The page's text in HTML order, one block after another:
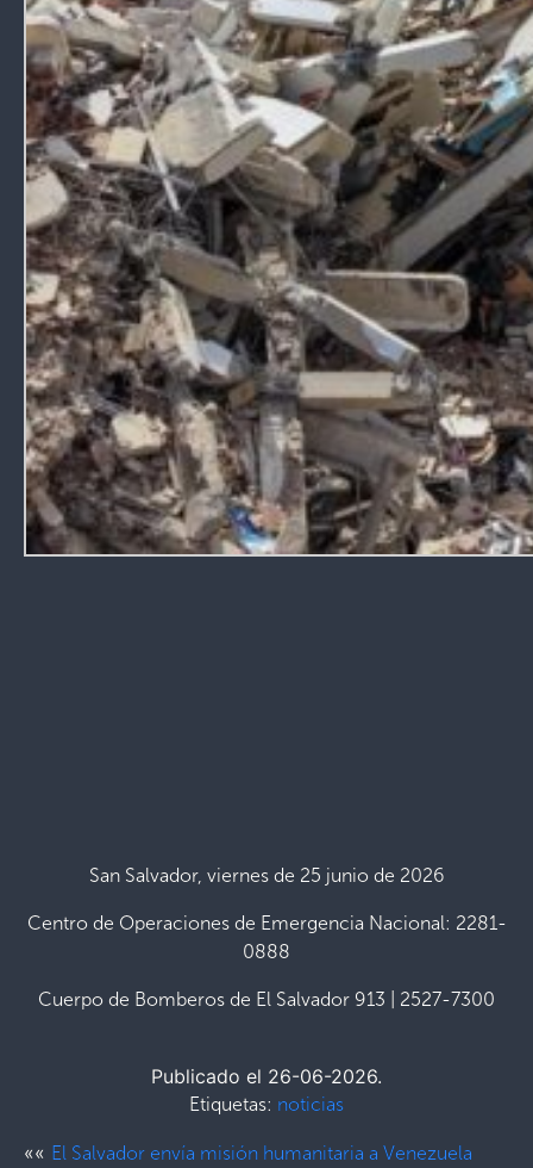
San Salvador, viernes de 25 junio de 2026
Centro de Operaciones de Emergencia Nacional: 2281-
0888
Cuerpo de Bomberos de El Salvador 913 | 2527-7300
Publicado el 26-06-2026.
Etiquetas: noticias
«« El Salvador envía misión humanitaria a Venezuela